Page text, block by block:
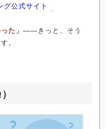
公式サイト
た」 ――きっと、そう
。